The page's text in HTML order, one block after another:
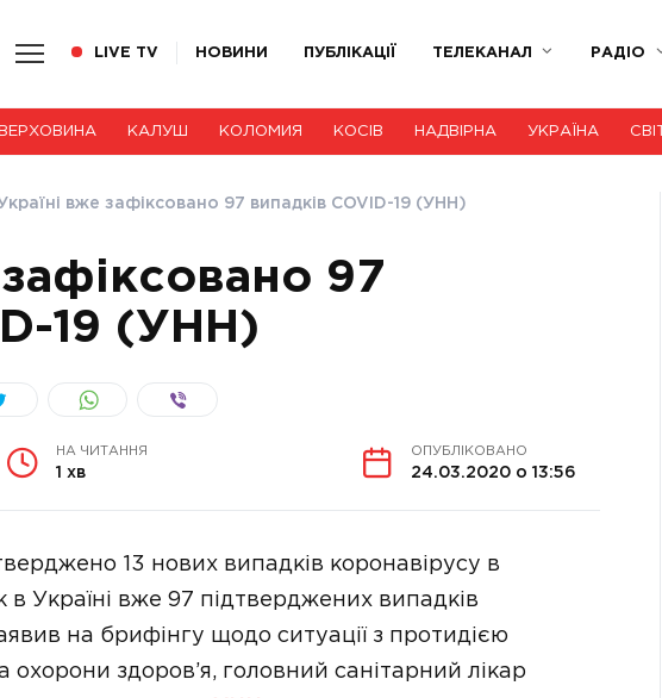
LIVE TV НОВИНИ ПУБЛІКАЦІЇ ТЕЛЕКАНАЛ РАДІО
ВЕРХОВИНА КАЛУШ КОЛОМИЯ КОСІВ НАДВІРНА УКРАЇНА СВІТ
вже зафіксовано 97 випадків COVID-19 (УНН)
97
19 (УНН)
НА ЧИТАННЯ
1 хв
ОПУБЛІКОВАНО
24.03.2020 о 13:56
13 нових випадків коронавірусу в
в Україні вже 97 підтверджених випадків
на брифінгу щодо ситуації з протидією
охорони здоров’я, головний санітарний лікар